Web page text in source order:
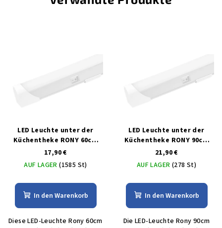
LED Leuchte unter der
Küchentheke RONY 60cm
10W mit Schalter
17,90 €
AUF LAGER(1585 St)
In den Warenkorb
Diese LED-Leuchte Rony 60cm
LED Leuchte unter der
Küchentheke RONY 90cm
15W mit Schalter
21,90 €
AUF LAGER (278 St)
In den Warenkorb
Die LED-Leuchte Rony 90cm